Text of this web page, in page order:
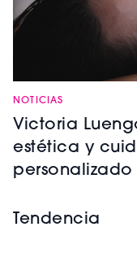
NOTICIAS
Victoria
estética y
personalizado
Tendencia